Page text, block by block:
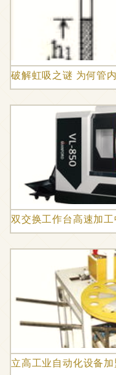
破解虹吸之谜 为何管
双交换工作台高速加
立高工业自动化设备